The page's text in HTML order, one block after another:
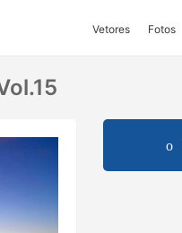
Vetores Fotos